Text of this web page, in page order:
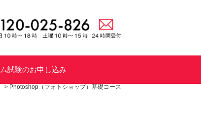
試験のお申し込み
> Photoshop（フォトショップ）基礎コース